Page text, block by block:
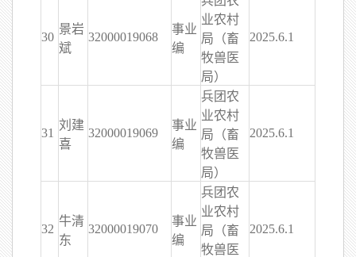
30
景岩
斌
32000019068
事业
编
业农村
局（畜
牧兽医
局）
2025.6.1
31
刘建
喜
32000019069
事业
编
兵团农
业农村
局（畜
牧兽医
局）
2025.6.1
32
牛清
东
32000019070
事业
编
兵团农
业农村
局（畜
牧兽医
2025.6.1